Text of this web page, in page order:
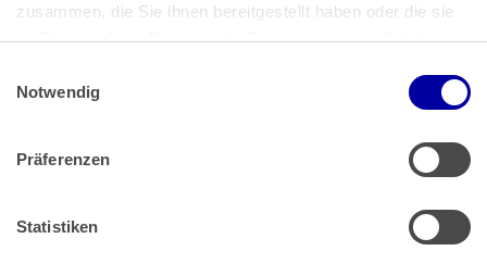
zusammen, die Sie ihnen bereitgestellt haben oder die sie
im Rahmen Ihrer Nutzung der Dienste gesammelt haben.
Impressum
Notwendig
Präferenzen
Statistiken
Pressemitteilungen|AGB
Impressum|Datenschutz
Muster Widerrufsformular (PDF)